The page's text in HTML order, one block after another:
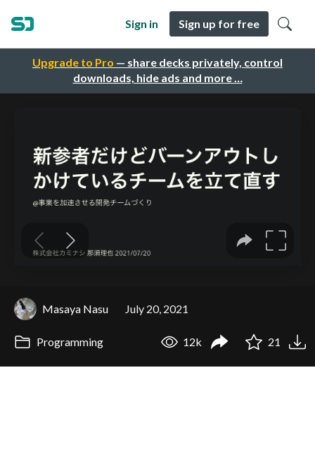
Upgrade to Pro — share decks privately, control
downloads, hide ads and more …
Sign in Sign up for free
Masaya Nasu July 20, 2021
Programming 12k 21